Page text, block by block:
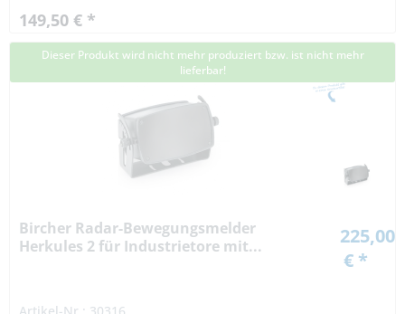
149,50 € *
Dieser Produkt wird nicht mehr produziert bzw. ist nicht mehr
lieferbar!
Bircher Radar-Bewegungsmelder
Herkules 2 für Industrietore mit...
225,00
€ *